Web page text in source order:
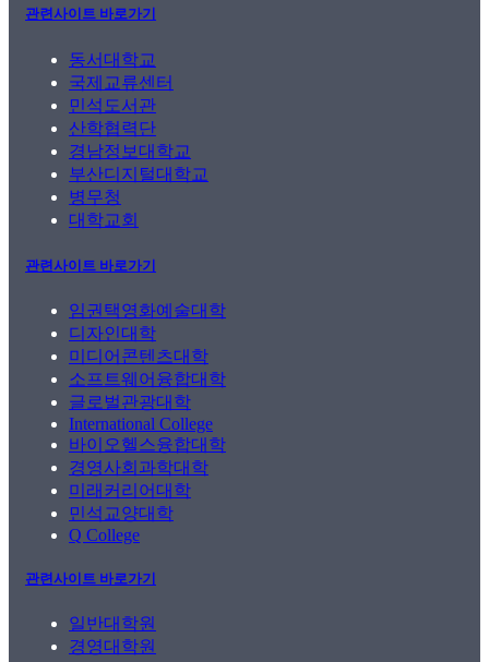
관련사이트 바로가기
동서대학교
국제교류센터
민석도서관
산학협력단
경남정보대학교
부산디지털대학교
병무청
대학교회
관련사이트 바로가기
임권택영화예술대학
디자인대학
미디어콘텐츠대학
소프트웨어융합대학
글로벌관광대학
International College
바이오헬스융합대학
경영사회과학대학
미래커리어대학
민석교양대학
Q College
관련사이트 바로가기
일반대학원
경영대학원